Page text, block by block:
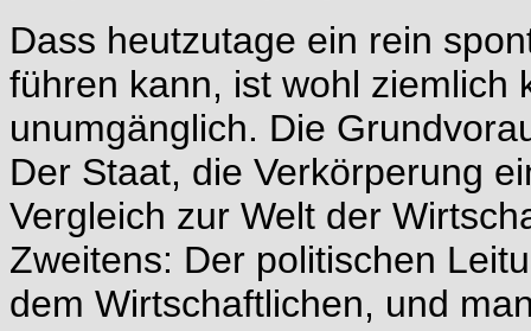
Dass heutzutage ein rein
führen kann, ist wohl ziemlich
unumgänglich. Die
Der Staat, die Verkörperung
Vergleich zur Welt der
Zweitens: Der politischen
dem Wirtschaftlichen, und